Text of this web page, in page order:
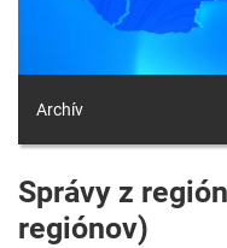
Archív
Správy z
regiónov)